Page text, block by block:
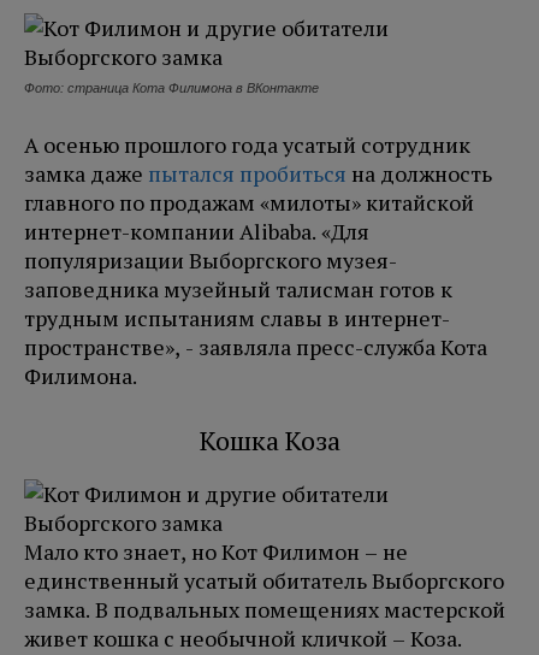
Фото: страница Кота Филимона в ВКонтакте
А осенью прошлого года усатый сотрудник
замка даже пытался пробиться на должность
главного по продажам «милоты» китайской
интернет-компании Alibaba. «Для
популяризации Выборгского музея-
заповедника музейный талисман готов к
трудным испытаниям славы в интернет-
пространстве», - заявляла пресс-служба Кота
Филимона.
Кошка Коза
Мало кто знает, но Кот Филимон – не
единственный усатый обитатель Выборгского
замка. В подвальных помещениях мастерской
живет кошка с необычной кличкой – Коза.